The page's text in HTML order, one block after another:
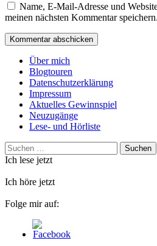
Name, E-Mail-Adresse und
meinen nächsten Kommentar speichern.
Über mich
Blogtouren
Datenschutzerklärung
Impressum
Aktuelles Gewinnspiel
Neuzugänge
Lese- und Hörliste
Suchen
nach:
Ich lese jetzt
Ich höre jetzt
Folge mir auf: